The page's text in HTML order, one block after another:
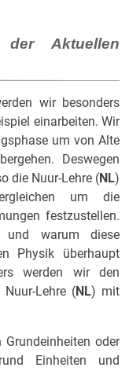
der Aktuellen
wir besonders
einarbeiten. Wir
um von Alte
Deswegen
die Nuur-Lehre (NL)
um die
festzustellen.
warum diese
Physik überhaupt
werden wir den
Lehre (NL) mit
oder
Einheiten und